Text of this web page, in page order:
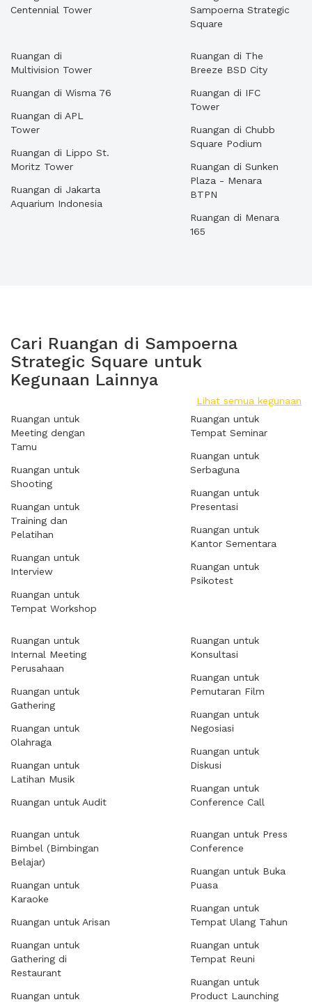
Centennial Tower
Sampoerna Strategic
Square
Ruangan di
Multivision Tower
Ruangan di Wisma 76
Ruangan di APL
Tower
Ruangan di Lippo St.
Moritz Tower
Ruangan di Jakarta
Aquarium Indonesia
Ruangan di The
Breeze BSD City
Ruangan di IFC
Tower
Ruangan di Chubb
Square Podium
Ruangan di Sunken
Plaza - Menara
BTPN
Ruangan di Menara
165
Cari Ruangan di Sampoerna
Strategic Square untuk
Kegunaan Lainnya
Lihat semua kegunaan
Ruangan untuk
Meeting dengan
Tamu
Ruangan untuk
Shooting
Ruangan untuk
Training dan
Pelatihan
Ruangan untuk
Interview
Ruangan untuk
Tempat Workshop
Ruangan untuk
Tempat Seminar
Ruangan untuk
Serbaguna
Ruangan untuk
Presentasi
Ruangan untuk
Kantor Sementara
Ruangan untuk
Psikotest
Ruangan untuk
Internal Meeting
Perusahaan
Ruangan untuk
Gathering
Ruangan untuk
Olahraga
Ruangan untuk
Latihan Musik
Ruangan untuk Audit
Ruangan untuk
Konsultasi
Ruangan untuk
Pemutaran Film
Ruangan untuk
Negosiasi
Ruangan untuk
Diskusi
Ruangan untuk
Conference Call
Ruangan untuk
Bimbel (Bimbingan
Belajar)
Ruangan untuk
Karaoke
Ruangan untuk Arisan
Ruangan untuk
Gathering di
Restaurant
Ruangan untuk
Ruangan untuk Press
Conference
Ruangan untuk Buka
Puasa
Ruangan untuk
Tempat Ulang Tahun
Ruangan untuk
Tempat Reuni
Ruangan untuk
Product Launching